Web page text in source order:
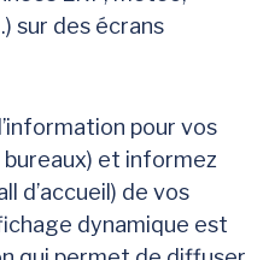
sur des écrans
pour vos
et informez
d’accueil) de vos
dynamique est